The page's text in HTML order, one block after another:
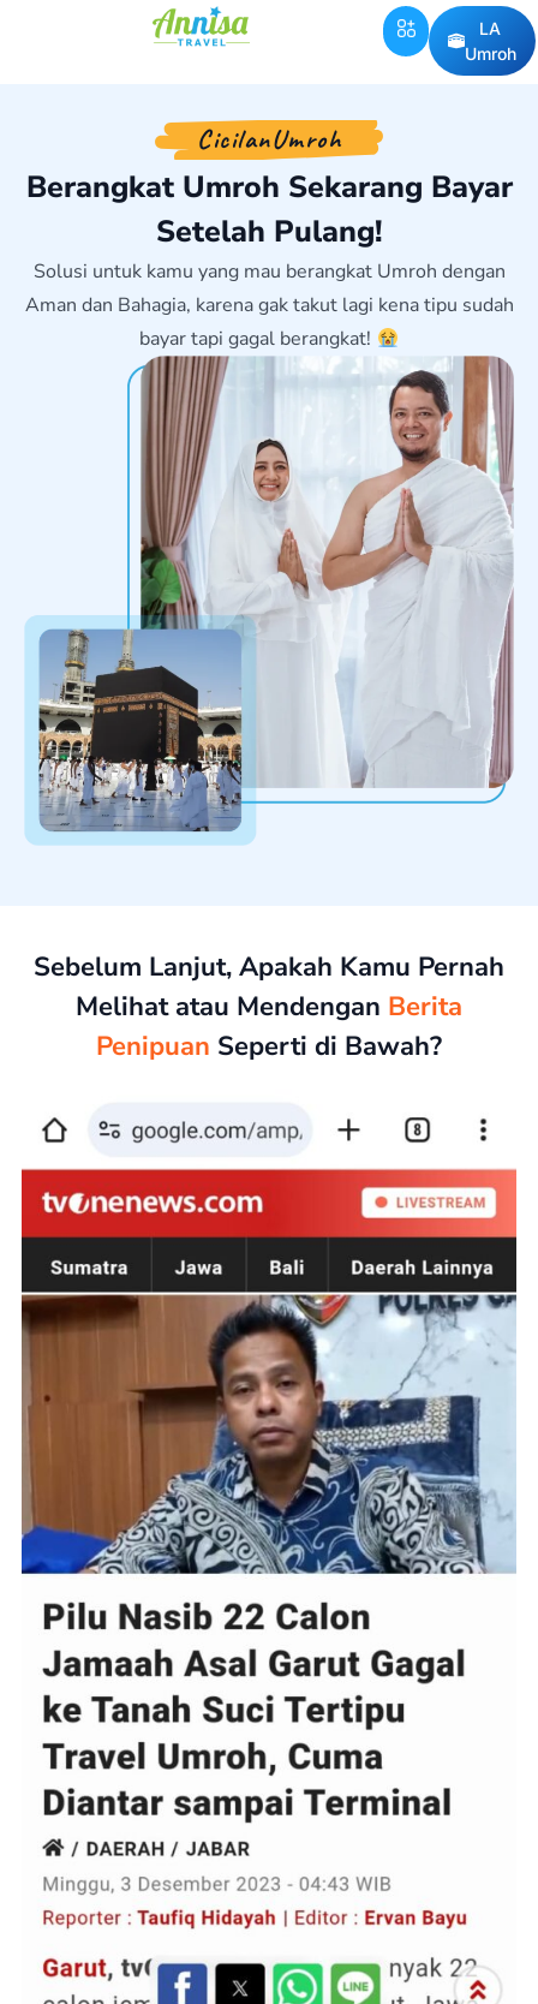
LA
Umroh
CicilanUmroh
Berangkat Umroh Sekarang Bayar
Setelah Pulang!
Solusi untuk kamu yang mau berangkat Umroh dengan
Aman dan Bahagia, karena gak takut lagi kena tipu sudah
bayar tapi gagal berangkat!
Sebelum Lanjut, Apakah Kamu Pernah
Melihat atau Mendengan Berita
Penipuan Seperti di Bawah?